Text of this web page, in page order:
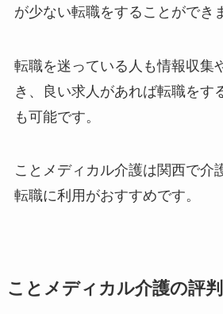
が少ない転職をすることができ
転職を迷っている人も情報収集
き、良い求人があれば転職をす
も可能です。
ことメディカル介護は関西で介
転職に利用がおすすめです。
ことメディカル介護の評